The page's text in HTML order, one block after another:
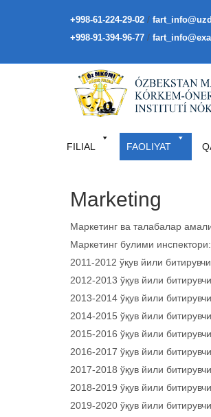
+998-61-224-29-02 /
+998-91-394-96-77 /
FILIAL FAOLIYAT
Marketing
Маркетинг ва талабалар
Маркетинг булими инспектори:
2011-2012 ўқув йили
2012-2013 ўқув йили
2013-2014 ўқув йили
2014-2015 ўқув йили
2015-2016 ўқув йили
2016-2017 ўқув йили
2017-2018 ўқув йили
2018-2019 ўқув йили
2019-2020 ўқув йили